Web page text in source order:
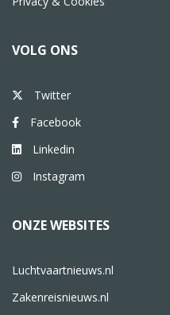
VOLG ONS
Twitter
Facebook
Linkedin
Instagram
ONZE WEBSITES
Luchtvaartnieuws.nl
Zakenreisnieuws.nl